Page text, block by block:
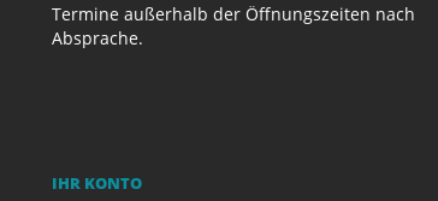
Termine außerhalb der Öffnungszeiten nach
Absprache.
IHR KONTO